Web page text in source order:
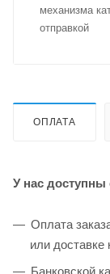
механизма
отправкой
ОПЛАТА
У нас
Оплата
или
Банковской